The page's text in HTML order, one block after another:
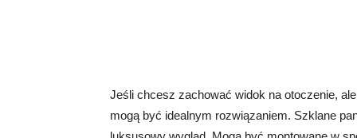
Jeśli chcesz zachować widok na otoczenie,
mogą być idealnym rozwiązaniem. Szklane